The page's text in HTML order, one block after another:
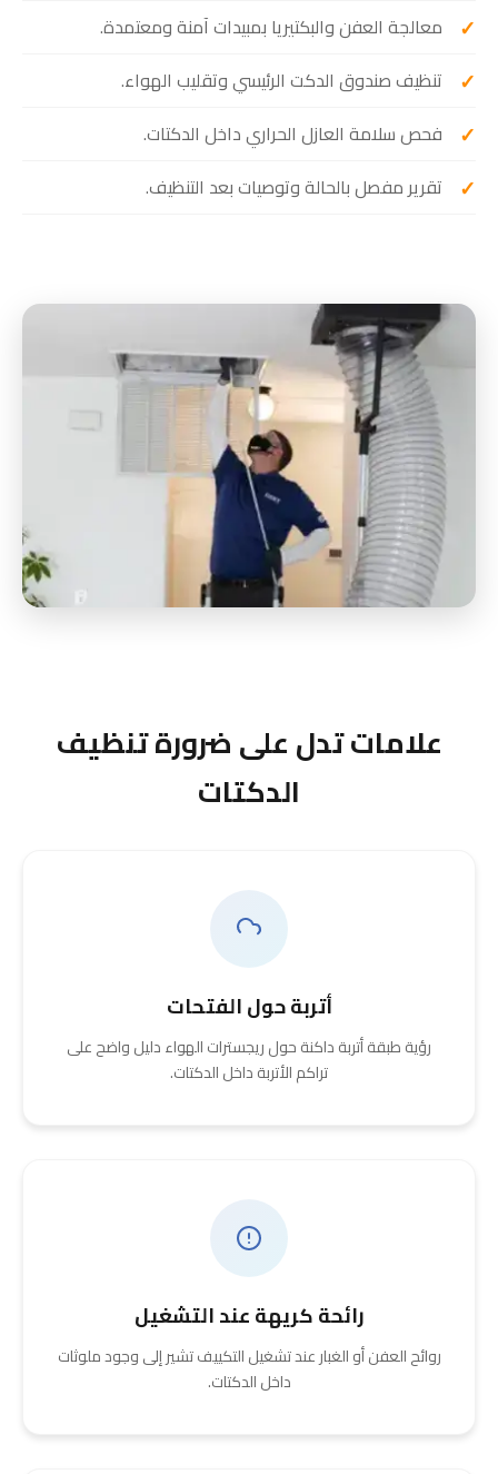
معالجة العفن والبكتيريا بمبيدات آمنة ومعتمدة.
تنظيف صندوق الدكت الرئيسي وتقليب الهواء.
فحص سلامة العازل الحراري داخل الدكتات.
تقرير مفصل بالحالة وتوصيات بعد التنظيف.
علامات تدل على ضرورة تنظيف
الدكتات
أتربة حول الفتحات
رؤية طبقة أتربة داكنة حول ريجسترات الهواء دليل واضح على
تراكم الأتربة داخل الدكتات.
رائحة كريهة عند التشغيل
روائح العفن أو الغبار عند تشغيل التكييف تشير إلى وجود ملوثات
داخل الدكتات.